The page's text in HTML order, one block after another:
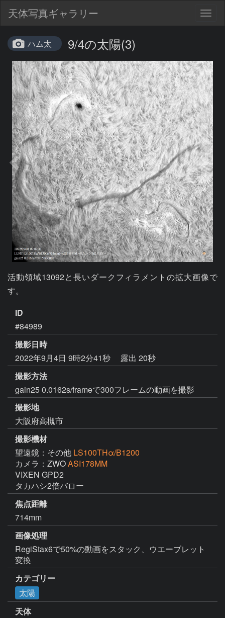
天体写真ギャラリー
ハム太 9/4の太陽(3)
活動領域13092と長いダークフィラメントの拡大画像で
す。
ID
#84989
撮影日時
2022年9月4日 9時2分41秒
露出 20秒
撮影方法
gain25 0.0162s/frameで300フレームの動画を撮影
撮影地
大阪府高槻市
撮影機材
望遠鏡：その他 LS100THα/B1200
カメラ：ZWOASI178MM
VIXEN GPD2
タカハシ2倍バロー
焦点距離
714mm
画像処理
RegiStax6で50%の動画をスタック、ウエーブレット
変換
カテゴリー
太陽
天体